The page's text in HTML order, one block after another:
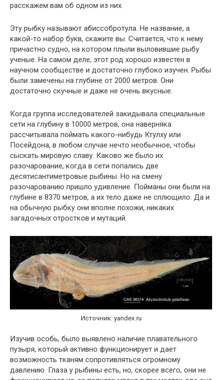
расскажем вам об одном из них.
Эту рыбку называют абиссобротула. Не название, а
какой-то набор букв, скажите вы. Считается, что к нему
причастно судно, на котором плыли выловившие рыбу
ученые. На самом деле, этот род хорошо известен в
научном сообществе и достаточно глубоко изучен. Рыбы
были замечены на глубине от 2000 метров. Они
достаточно скучные и даже не очень вкусные.
Когда группа исследователей закидывала специальные
сети на глубину в 10000 метров, она наверняка
рассчитывала поймать какого-нибудь Ктулху или
Посейдона, в любом случае нечто необычное, чтобы
сыскать мировую славу. Каково же было их
разочарование, когда в сети попались две
десятисантиметровые рыбины. Но на смену
разочарованию пришло удивление. Пойманы они были на
глубине в 8370 метров, а их тело даже не сплющило. Да и
на обычную рыбку они вполне похожи, никаких
загадочных отростков и мутаций.
Источник: yandex.ru
Изучив особь, было выявлено наличие плавательного
пузыря, который активно функционирует и дает
возможность тканям сопротивляться огромному
давлению. Глаза у рыбины есть, но, скорее всего, они не